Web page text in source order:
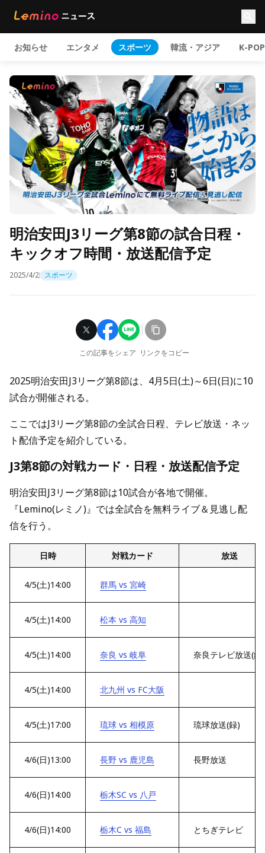
お知らせ エンタメ スポーツ 韓流・アジア K-POP
明治安田J3リーグ第8節の試合日程・
キックオフ時間・放送配信予定
2025/4/2 スポーツ
この記事をシェア リンクをコピー
2025明治安田J3リーグ第8節は、4月5日(土)～6日(日)に10
試合が開催される。
ここではJ3リーグ第8節の全試合日程、テレビ放送・ネッ
ト配信予定を紹介している。
J3第8節の対戦カード・日程・放送配信予定
明治安田J3リーグ第8節は10試合が各地で開催。
『Lemino(レミノ)』では全試合を無料ライブ＆見逃し配
信を行う。
日時 対戦カード 放送
4/5(土)14:00 群馬 vs 宮崎
4/5(土)14:00 松本 vs 高知
4/5(土)14:00 奈良 vs 岐阜 奈良テレビ放送(録)
4/5(土)14:00 北九州 vs FC大阪
4/5(土)17:00 琉球 vs 相模原 琉球放送(録)
4/6(日)13:00 長野 vs 鹿児島 長野放送
4/6(日)14:00 栃木SC vs 八戸
4/6(日)14:00 栃木C vs 福島 とちぎテレビ